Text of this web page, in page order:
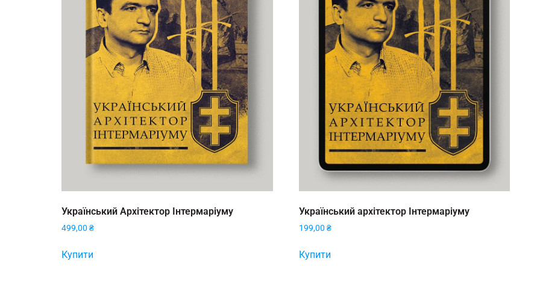
Український Архітектор Інтермаріуму
499,00 ₴
Купити
Український архітектор Інтермаріуму
199,00 ₴
Купити